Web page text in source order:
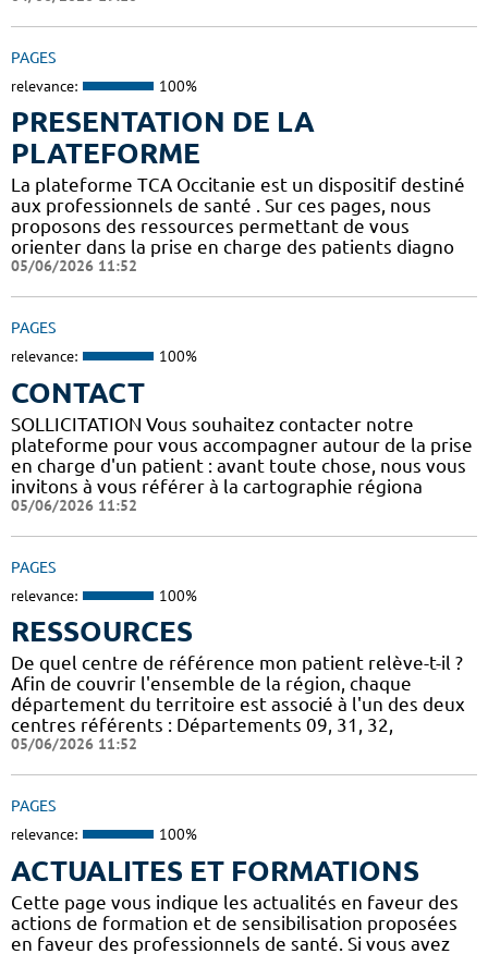
PAGES
relevance: 100%
PRESENTATION DE LA
PLATEFORME
La plateforme TCA Occitanie est un dispositif destiné
aux professionnels de santé . Sur ces pages, nous
proposons des ressources permettant de vous
orienter dans la prise en charge des patients diagno
05/06/2026 11:52
PAGES
relevance: 100%
CONTACT
SOLLICITATION Vous souhaitez contacter notre
plateforme pour vous accompagner autour de la prise
en charge d'un patient : avant toute chose, nous vous
invitons à vous référer à la cartographie régiona
05/06/2026 11:52
PAGES
relevance: 100%
RESSOURCES
De quel centre de référence mon patient relève-t-il ?
Afin de couvrir l'ensemble de la région, chaque
département du territoire est associé à l'un des deux
centres référents : Départements 09, 31, 32,
05/06/2026 11:52
PAGES
relevance: 100%
ACTUALITES ET FORMATIONS
Cette page vous indique les actualités en faveur des
actions de formation et de sensibilisation proposées
en faveur des professionnels de santé. Si vous avez